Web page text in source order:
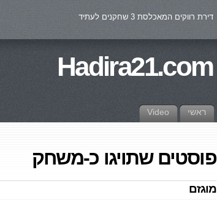
דירת רווקים המאכלסת 3 שחקנים לעתיד
Hadira21.com
ראשי Video
פוסטים שתויגו כ-משחק
מוגזם